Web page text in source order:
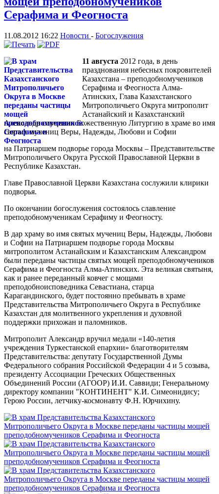
Серафима и Феогноста
11.08.2012 16:22 Новости - Богослужения
11 августа 2012 года, в день
празднования небесных покровителей
Казахстана – преподобномучеников
Серафима и Феогноста Алма-
Атинских, Глава Казахстанского
Митрополичьего Округа митрополит
Астанайский и Казахстанский
Александр совершил Божественную Литургию в храме во имя
святых мучениц Веры, Надежды, Любови и Софии
на Патриаршем подворье города Москвы – Представительстве
Митрополичьего Округа Русской Православной Церкви в
Республике Казахстан.
Главе Православной Церкви Казахстана сослужили клирики
подворья.
По окончании богослужения состоялось славление
преподобномученикам Серафиму и Феогносту.
В дар храму во имя святых мучениц Веры, Надежды, Любови
и Софии на Патриаршем подворье города Москвы
митрополитом Астанайским и Казахстанским Александром
были переданы частицы святых мощей преподобномучеников
Серафима и Феогноста Алма-Атинских. Эта великая святыня,
как и ранее переданный ковчег с мощами
преподобноисповедника Севастиана, старца
Карагандинского, будет постоянно пребывать в храме
Представительства Митрополичьего Округа в Республике
Казахстан для молитвенного укрепления и духовной
поддержки прихожан и паломников.
Митрополит Александр вручил медали «140-летия
учреждения Туркестанской епархии» благотворителям
Представительства: депутату Государственной Думы
Федерального собрания Российской Федерации 4 и 5 созыва,
президенту Ассоциации Греческих Общественных
Объединений России (АГООР) И.И. Саввиди; Генеральному
директору компании "КОНТИНЕНТ" К.И. Симеонидису;
Герою России, летчику-космонавту Ф.Н. Юрчихину.